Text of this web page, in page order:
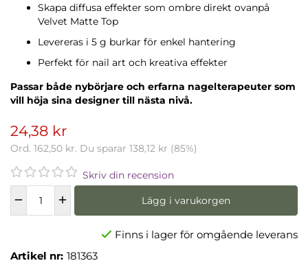
Skapa diffusa effekter som ombre direkt ovanpå
Velvet Matte Top
Levereras i 5 g burkar för enkel hantering
Perfekt för nail art och kreativa effekter
Passar både nybörjare och erfarna nagelterapeuter som
vill höja sina designer till nästa nivå.
24,38 kr
Ord. 162,50 kr. Du sparar 138,12 kr (85%)
Skriv din recension
Lägg i varukorgen
Finns i lager för omgående leverans
Artikel nr: 181363